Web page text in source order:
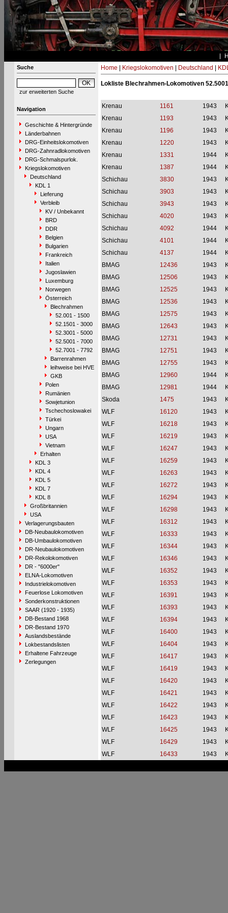
Suche
zur erweiterten Suche
Navigation
Geschichte & Hintergründe
Länderbahnen
DRG-Einheitslokomotiven
DRG-Zahnradlokomotiven
DRG-Schmalspurlok.
Kriegslokomotiven
Deutschland
KDL 1
Lieferung
Verbleib
KV / Unbekannt
BRD
DDR
Belgien
Bulgarien
Frankreich
Italien
Jugoslawien
Luxemburg
Norwegen
Österreich
Blechrahmen
52.001 - 1500
52.1501 - 3000
52.3001 - 5000
52.5001 - 7000
52.7001 - 7792
Barrenrahmen
leihweise bei HVE
GKB
Polen
Rumänien
Sowjetunion
Tschechoslowakei
Türkei
Ungarn
USA
Vietnam
Erhalten
KDL 3
KDL 4
KDL 5
KDL 7
KDL 8
Großbritannien
USA
Verlagerungsbauten
DB-Neubaulokomotiven
DB-Umbaulokomotiven
DR-Neubaulokomotiven
DR-Rekolokomotiven
DR - "6000er"
ELNA-Lokomotiven
Industrielokomotiven
Feuerlose Lokomotiven
Sonderkonstruktionen
SAAR (1920 - 1935)
DB-Bestand 1968
DR-Bestand 1970
Auslandsbestände
Lokbestandslisten
Erhaltene Fahrzeuge
Zerlegungen
Home Kriegslokomotiven Deutschland
Lokliste Blechrahmen-Lokomotiven
Krenau 1161 1943
Krenau
1193 1943
Krenau
1196 1943
Krenau
1220 1943
Krenau
1331 1944
Krenau
1387 1944
Schichau
3830 1943
Schichau
3903 1943
Schichau
3943 1943
Schichau
4020 1943
Schichau
4092 1944
Schichau
4101 1944
Schichau
4137 1944
BMAG
12436 1943
BMAG
12506 1943
BMAG
12525 1943
BMAG
12536 1943
BMAG
12575 1943
BMAG
12643 1943
BMAG
12731 1943
BMAG
12751 1943
BMAG
12755 1943
BMAG
12960 1944
BMAG
12981 1944
Skoda
1475 1943
WLF
16120 1943
WLF
16218 1943
WLF
16219 1943
WLF
16247 1943
WLF
16259 1943
WLF
16263 1943
WLF
16272 1943
WLF
16294 1943
WLF
16298 1943
WLF
16312 1943
WLF
16333 1943
WLF
16344 1943
WLF
16346 1943
WLF
16352 1943
WLF
16353 1943
WLF
16391 1943
WLF
16393 1943
WLF
16394 1943
WLF
16400 1943
WLF
16404 1943
WLF
16417 1943
WLF
16419 1943
WLF
16420 1943
WLF
16421 1943
WLF
16422 1943
WLF
16423 1943
WLF
16425 1943
WLF
16429 1943
WLF
16433 1943